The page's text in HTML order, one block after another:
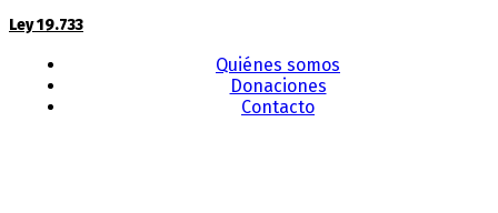
Ley 19.733
Quiénes somos
Donaciones
Contacto